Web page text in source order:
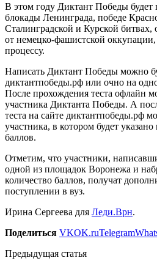
В этом году Диктант Победы
блокады Ленинграда, победе
Сталинградской и Курской
от немецко-фашистской
процессу.
Написать Диктант Победы можно
диктантпобеды.рф или очно на
После прохождения теста офлайн
участника Диктанта Победы. А
теста на сайте диктантпобеды.рф
участника, в котором будет
баллов.
Отметим, что участники,
одной из площадок Воронежа и
количество баллов, получат
поступлении в вуз.
Ирина Сергеева для Леди.Врн.
Поделиться VKOK.ruTelegram
Предыдущая статья